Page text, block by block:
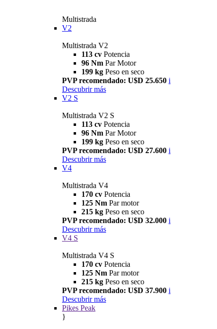
Multistrada
V2
Multistrada V2
113 cv Potencia
96 Nm Par Motor
199 kg Peso en seco
PVP recomendado: U$D 25.650 i
Descubrir más
V2 S
Multistrada V2 S
113 cv Potencia
96 Nm Par Motor
199 kg Peso en seco
PVP recomendado: U$D 27.600 i
Descubrir más
V4
Multistrada V4
170 cv Potencia
125 Nm Par motor
215 kg Peso en seco
PVP recomendado: U$D 32.000 i
Descubrir más
V4 S
Multistrada V4 S
170 cv Potencia
125 Nm Par motor
215 kg Peso en seco
PVP recomendado: U$D 37.900 i
Descubrir más
Pikes Peak
}